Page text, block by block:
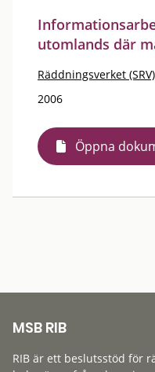
utomlands där
Räddningsverket (SRV)
2006
Öppna
MSB RIB
RIB är ett beslutsstöd för